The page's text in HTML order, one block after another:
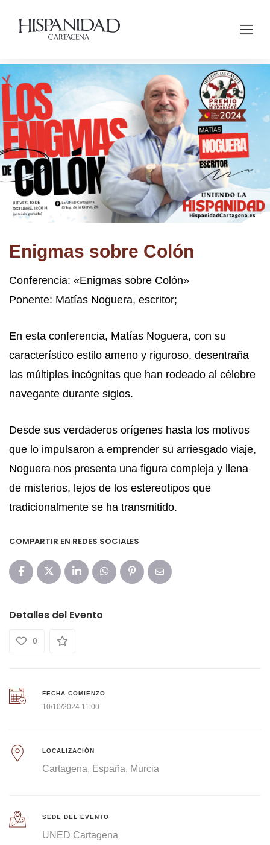
Enigmas sobre Colón
Conferencia: «Enigmas sobre Colón»
Ponente: Matías Noguera, escritor;
En esta conferencia, Matías Noguera, con su
característico estilo ameno y riguroso, desentraña
las múltiples incógnitas que han rodeado al célebre
navegante durante siglos.
Desde sus verdaderos orígenes hasta los motivos
que lo impulsaron a emprender su arriesgado viaje,
Noguera nos presenta una figura compleja y llena
de misterios, lejos de los estereotipos que
tradicionalmente se ha transmitido.
COMPARTIR EN REDES SOCIALES
Detalles del Evento
0
FECHA COMIENZO
10/10/2024 11:00
LOCALIZACIÓN
Cartagena España Murcia
SEDE DEL EVENTO
UNED Cartagena